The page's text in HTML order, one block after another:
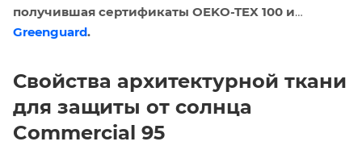
получившая сертификаты OEKO-TEX 100 и
Greenguard.
Свойства архитектурной ткани
для защиты от солнца
Commercial 95